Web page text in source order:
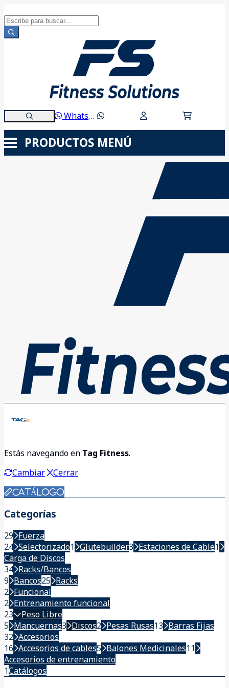
WhatsApp
PRODUCTOS MENÚ
Estás navegando en Tag Fitness.
Cambiar
Cerrar
CATÁLOGO
Categorías
29 Fuerza
24 Selectorizado1 Glutebuilder3 Estaciones de Cable1
Carga de Discos
34 Racks/Bancos
9 Bancos25 Racks
2 Funcional
2 Entrenamiento funcional
23
Peso Libre
5 Mancuernas3 Discos2 Pesas Rusas13 Barras Fijas
32 Accesorios
16 Accesorios de cables5 Balones Medicinales11
Accesorios de entrenamiento
1Catálogos